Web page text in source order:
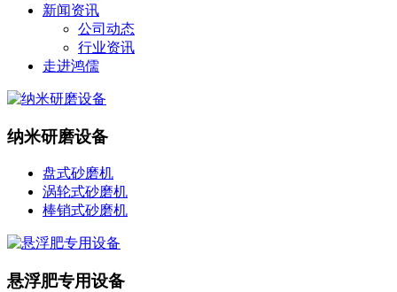
新闻资讯
公司动态
行业资讯
走进鸿儒
纳米研磨设备
盘式砂磨机
涡轮式砂磨机
棒销式砂磨机
悬浮肥专用设备